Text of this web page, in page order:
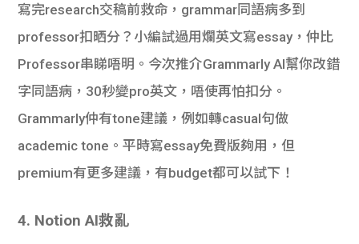
寫完research交稿前救命，grammar同語病多到
professor扣晒分？小編試過用爛英文寫essay，仲比
Professor串睇唔明。今次推介Grammarly AI幫你改錯
字同語病，30秒變pro英文，唔使再怕扣分。
Grammarly仲有tone建議，例如轉casual句做
academic tone。平時寫essay免費版夠用，但
premium有更多建議，有budget都可以試下！
4. Notion AI救亂